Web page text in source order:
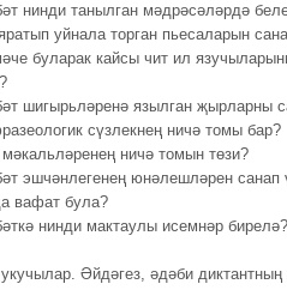
нинди танылган мәдрәсәләрдә
уйнала торган пьесаларын
буларак кайсы чит ил
шигырьләренә язылган җырларны
сүзлекнең ничә томы бар?
ничә томын төзи?
эшчәнлегенең юнәлешләрен санап
вафат була?
нинди мактаулы исемнәр бирелә?
Әйдәгез, әдәби